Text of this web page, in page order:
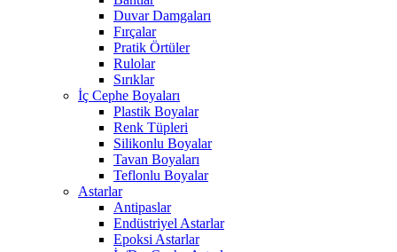
Duvar Damgaları
Fırçalar
Pratik Örtüler
Rulolar
Sırıklar
İç Cephe Boyaları
Plastik Boyalar
Renk Tüpleri
Silikonlu Boyalar
Tavan Boyaları
Teflonlu Boyalar
Astarlar
Antipaslar
Endüstriyel Astarlar
Epoksi Astarlar